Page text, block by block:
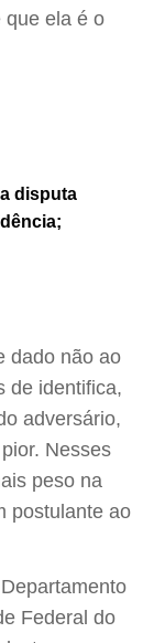
que ela é o
disputa
dado não ao
de identifica,
adversário,
Nesses
peso na
postulante ao
Federal do